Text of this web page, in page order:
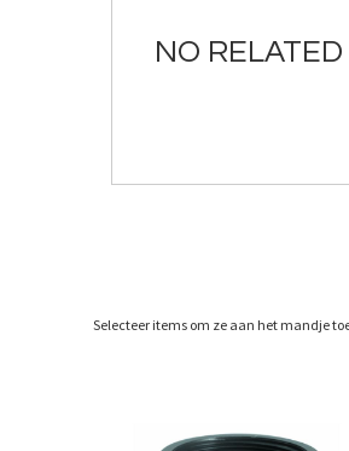
gallerijNO
Selecteer items om ze aan het mandje